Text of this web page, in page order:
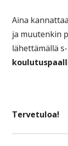
Aina
ja muutenkin
lähettämällä
Tervetuloa!